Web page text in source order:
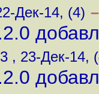
Дек-14, (4)
, 23-Дек-14,